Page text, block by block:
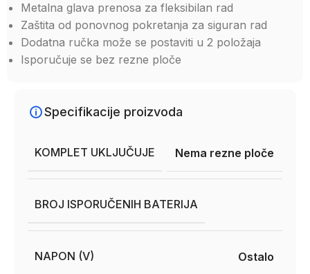
Metalna glava prenosa za fleksibilan rad
Zaštita od ponovnog pokretanja za siguran rad
Dodatna ručka može se postaviti u 2 položaja
Isporučuje se bez rezne ploče
Specifikacije proizvoda
KOMPLET UKLJUČUJE Nema rezne ploče
BROJ ISPORUČENIH BATERIJA
NAPON (V) Ostalo